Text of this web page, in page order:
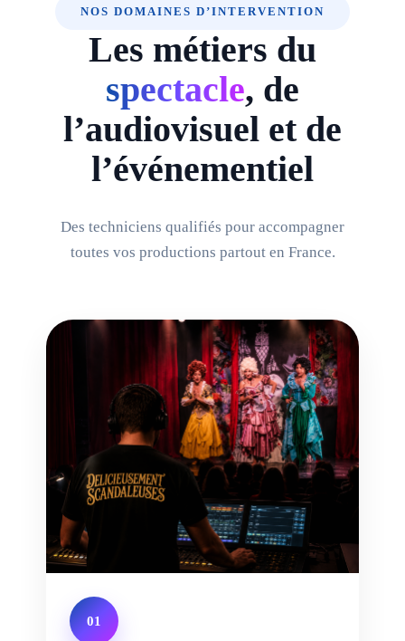
NOS DOMAINES D’INTERVENTION
Les métiers du
spectacle, de
l’audiovisuel et de
l’événementiel
Des techniciens qualifiés pour accompagner
toutes vos productions partout en France.
01